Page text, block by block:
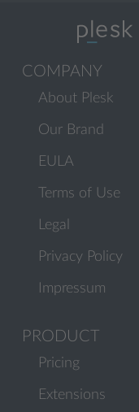
COMPANY
About Plesk
Our Brand
EULA
Terms of Use
Legal
Privacy Policy
Impressum
PRODUCT
Pricing
Extensions